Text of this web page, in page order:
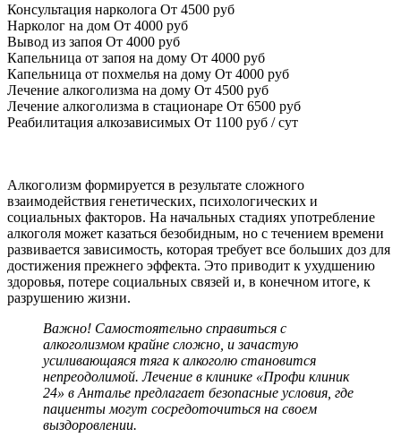
Консультация нарколога От 4500 руб
Нарколог на дом От 4000 руб
Вывод из запоя От 4000 руб
Капельница от запоя на дому От 4000 руб
Капельница от похмелья на дому От 4000 руб
Лечение алкоголизма на дому От 4500 руб
Лечение алкоголизма в стационаре От 6500 руб
Реабилитация алкозависимых От 1100 руб / сут
Алкоголизм формируется в результате сложного
взаимодействия генетических, психологических и
социальных факторов. На начальных стадиях употребление
алкоголя может казаться безобидным, но с течением времени
развивается зависимость, которая требует все больших доз для
достижения прежнего эффекта. Это приводит к ухудшению
здоровья, потере социальных связей и, в конечном итоге, к
разрушению жизни.
Важно! Самостоятельно справиться с
алкоголизмом крайне сложно, и зачастую
усиливающаяся тяга к алкоголю становится
непреодолимой. Лечение в клинике «Профи клиник
24» в Анталье предлагает безопасные условия, где
пациенты могут сосредоточиться на своем
выздоровлении.